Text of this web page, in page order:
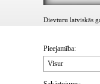
Dievturu latviskās
Pieejamība:
Visur